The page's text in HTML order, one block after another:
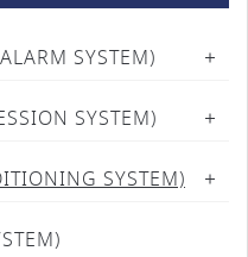
SYSTEM)
SYSTEM)
SYSTEM)